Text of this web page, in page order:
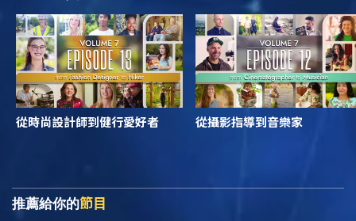
從時尚設計師到健行愛好者 從攝影指導到音樂家
推薦給你的節目